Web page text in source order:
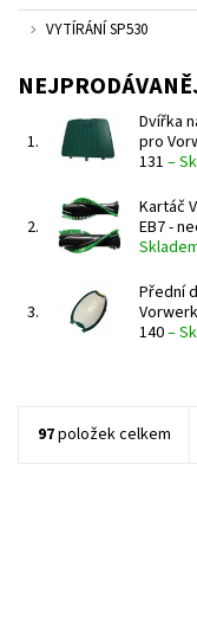
VYTÍRÁNÍ SP530
1.
Dvířka
pro
131 –
2.
Kartáč
EB7 -
3.
Přední
140–
97položek celkem